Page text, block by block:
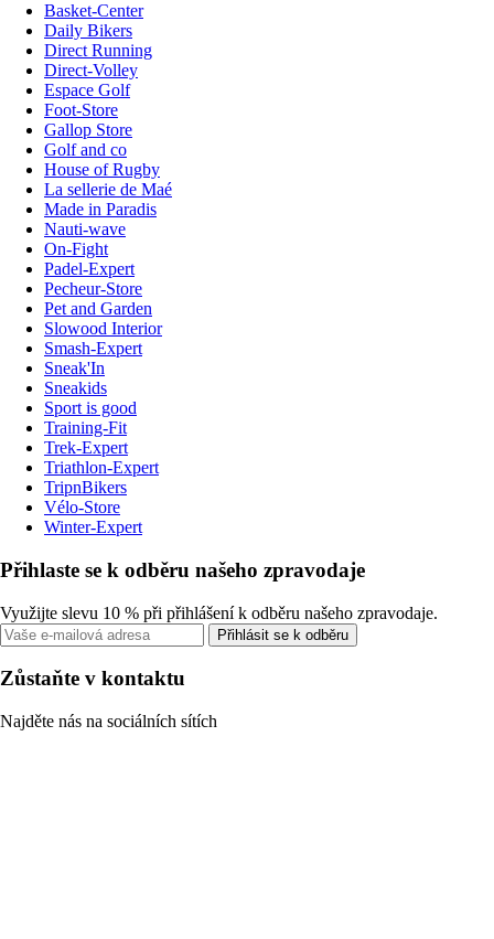
Basket-Center
Daily Bikers
Direct Running
Direct-Volley
Espace Golf
Foot-Store
Gallop Store
Golf and co
House of Rugby
La sellerie de Maé
Made in Paradis
Nauti-wave
On-Fight
Padel-Expert
Pecheur-Store
Pet and Garden
Slowood Interior
Smash-Expert
Sneak'In
Sneakids
Sport is good
Training-Fit
Trek-Expert
Triathlon-Expert
TripnBikers
Vélo-Store
Winter-Expert
Přihlaste se k odběru našeho zpravodaje
Využijte slevu 10 % při přihlášení k odběru našeho zpravodaje.
Přihlásit se k odběru
Zůstaňte v kontaktu
Najděte nás na sociálních sítích